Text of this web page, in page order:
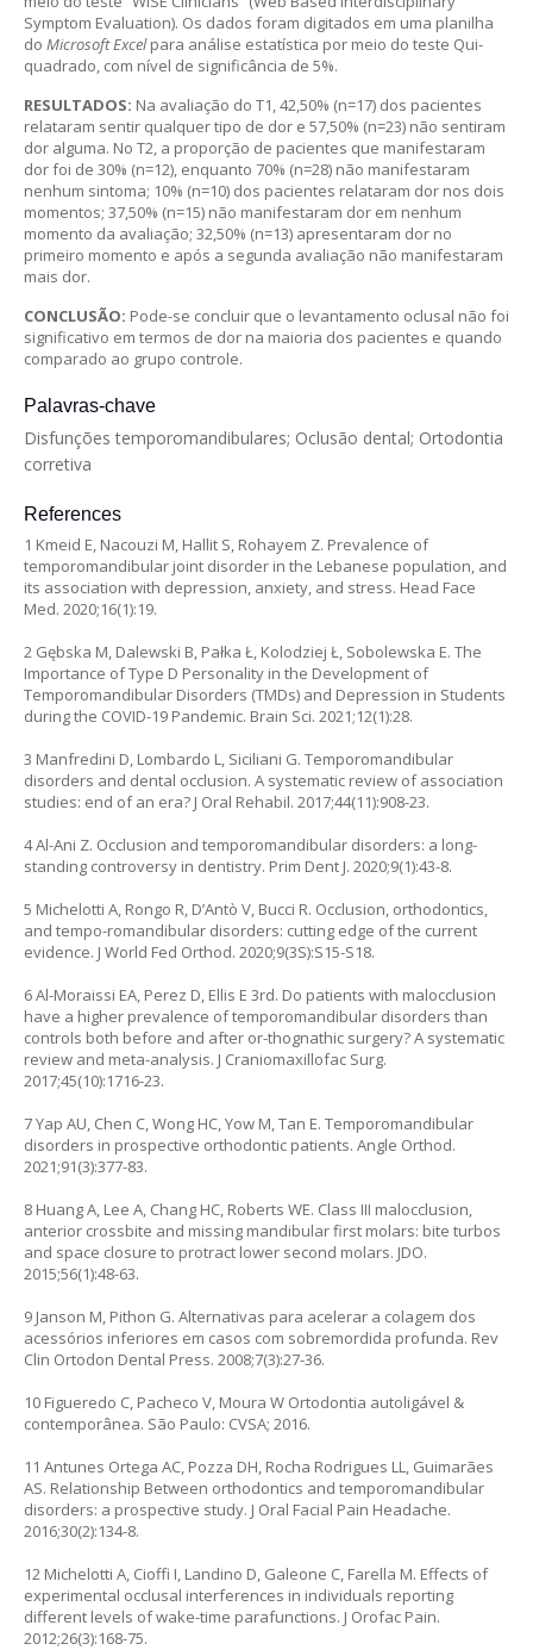
Symptom Evaluation). Os dados foram digitados em uma planilha
do Microsoft Excelpara análise estatística por meio do teste Qui-
quadrado, com nível de significância de 5%.
RESULTADOS: Na avaliação do T1, 42,50% (n=17) dos pacientes
relataram sentir qualquer tipo de dor e 57,50% (n=23) não sentiram
dor alguma. No T2, a proporção de pacientes que manifestaram
dor foi de 30% (n=12), enquanto 70% (n=28) não manifestaram
nenhum sintoma; 10% (n=10) dos pacientes relataram dor nos dois
momentos; 37,50% (n=15) não manifestaram dor em nenhum
momento da avaliação; 32,50% (n=13) apresentaram dor no
primeiro momento e após a segunda avaliação não manifestaram
mais dor.
CONCLUSÃO: Pode-se concluir que o levantamento oclusal não foi
significativo em termos de dor na maioria dos pacientes e quando
comparado ao grupo controle.
Palavras-chave
Disfunções temporomandibulares; Oclusão dental; Ortodontia
corretiva
References
1 Kmeid E, Nacouzi M, Hallit S, Rohayem Z. Prevalence of
temporomandibular joint disorder in the Lebanese population, and
its association with depression, anxiety, and stress. Head Face
Med. 2020;16(1):19.
2 Gębska M, Dalewski B, Pałka Ł, Kolodziej Ł, Sobolewska E. The
Importance of Type D Personality in the Development of
Temporomandibular Disorders (TMDs) and Depression in Students
during the COVID-19 Pandemic. Brain Sci. 2021;12(1):28.
3 Manfredini D, Lombardo L, Siciliani G. Temporomandibular
disorders and dental occlusion. A systematic review of association
studies: end of an era? J Oral Rehabil. 2017;44(11):908-23.
4 Al-Ani Z. Occlusion and temporomandibular disorders: a long-
standing controversy in dentistry. Prim Dent J. 2020;9(1):43-8.
5 Michelotti A, Rongo R, D’Antò V, Bucci R. Occlusion, orthodontics,
and tempo-romandibular disorders: cutting edge of the current
evidence. J World Fed Orthod. 2020;9(3S):S15-S18.
6 Al-Moraissi EA, Perez D, Ellis E 3rd. Do patients with malocclusion
have a higher prevalence of temporomandibular disorders than
controls both before and after or-thognathic surgery? A systematic
review and meta-analysis. J Craniomaxillofac Surg.
2017;45(10):1716-23.
7 Yap AU, Chen C, Wong HC, Yow M, Tan E. Temporomandibular
disorders in prospective orthodontic patients. Angle Orthod.
2021;91(3):377-83.
8 Huang A, Lee A, Chang HC, Roberts WE. Class III malocclusion,
anterior crossbite and missing mandibular first molars: bite turbos
and space closure to protract lower second molars. JDO.
2015;56(1):48-63.
9 Janson M, Pithon G. Alternativas para acelerar a colagem dos
acessórios inferiores em casos com sobremordida profunda. Rev
Clin Ortodon Dental Press. 2008;7(3):27-36.
10 Figueredo C, Pacheco V, Moura W Ortodontia autoligável &
contemporânea. São Paulo: CVSA; 2016.
11 Antunes Ortega AC, Pozza DH, Rocha Rodrigues LL, Guimarães
AS. Relationship Between orthodontics and temporomandibular
disorders: a prospective study. J Oral Facial Pain Headache.
2016;30(2):134-8.
12 Michelotti A, Cioffi I, Landino D, Galeone C, Farella M. Effects of
experimental occlusal interferences in individuals reporting
different levels of wake-time parafunctions. J Orofac Pain.
2012;26(3):168-75.